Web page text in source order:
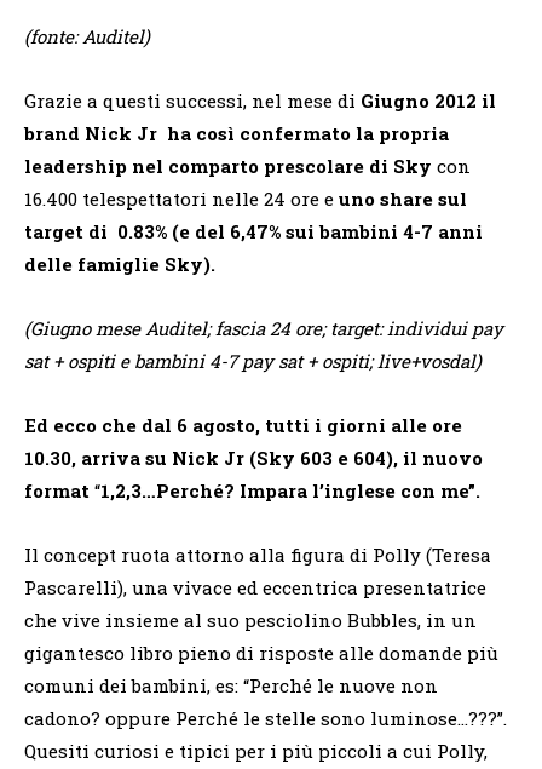
(fonte: Auditel)
Grazie a questi successi, nel mese di Giugno 2012 il
brand Nick Jr ha così confermato la propria
leadership nel comparto prescolare di Sky con
16.400 telespettatori nelle 24 ore e uno share sul
target di 0.83% (e del 6,47% sui bambini 4-7 anni
delle famiglie Sky).
(Giugno mese Auditel; fascia 24 ore; target: individui pay
sat + ospiti e bambini 4-7 pay sat + ospiti; live+vosdal)
Ed ecco che dal 6 agosto, tutti i giorni alle ore
10.30, arriva su Nick Jr (Sky 603 e 604), il nuovo
format “1,2,3…Perché? Impara l’inglese con me”.
Il concept ruota attorno alla figura di Polly (Teresa
Pascarelli), una vivace ed eccentrica presentatrice
che vive insieme al suo pesciolino Bubbles, in un
gigantesco libro pieno di risposte alle domande più
comuni dei bambini, es: “Perché le nuove non
cadono? oppure Perché le stelle sono luminose…???”.
Quesiti curiosi e tipici per i più piccoli a cui Polly,